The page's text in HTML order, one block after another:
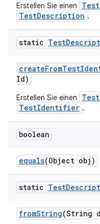
Erstellen Sie einen
TestDescription .
static Test
createFromTest
Id)
Erstellen Sie einen
TestIdentifier .
boolean
equals(Object obj)
static Test
fromString(String